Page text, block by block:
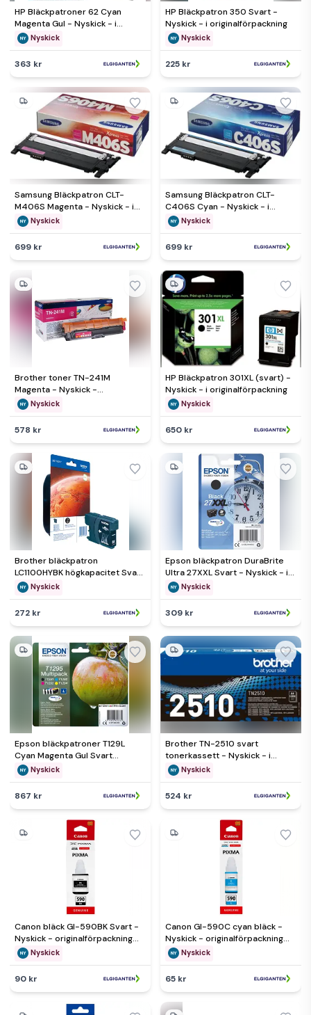
HP Bläckpatroner 62 Cyan
Magenta Gul - Nyskick - i
originalförpackning
Nyskick
363 kr
HP Bläckpatron 350 Svart -
Nyskick - i originalförpackning
Nyskick
225 kr
Samsung Bläckpatron CLT-
M406S Magenta - Nyskick - i
originalförpackning
Nyskick
699 kr
Samsung Bläckpatron CLT-
C406S Cyan - Nyskick - i
originalförpackning
Nyskick
699 kr
Brother toner TN-241M
Magenta - Nyskick -
originalförpackning saknas
Nyskick
578 kr
HP Bläckpatron 301XL (svart) -
Nyskick - i originalförpackning
Nyskick
650 kr
Brother bläckpatron
LC1100HYBK högkapacitet Svart
- Nyskick - originalförpackning
saknas
Nyskick
272 kr
Epson bläckpatron DuraBrite
Ultra 27XXL Svart - Nyskick - i
originalförpackning
Nyskick
309 kr
Epson bläckpatroner T129L
Cyan Magenta Gul Svart
DuraBrite Ultra - Nyskick - i
originalförpackning
Nyskick
867 kr
Brother TN-2510 svart
tonerkassett - Nyskick - i
originalförpackning
Nyskick
524 kr
Canon bläck GI-590BK Svart -
Nyskick - originalförpackning
saknasNyskick
90 kr
Canon GI-590C cyan bläck -
Nyskick - originalförpackning
saknasNyskick
65 kr